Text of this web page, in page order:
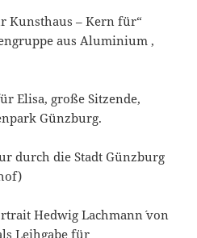
Kunsthaus – Kern für“
aus Aluminium ,
Elisa, große Sitzende,
Günzburg.
durch die Stadt Günzburg
Hedwig Lachmann´ von
Leihgabe für